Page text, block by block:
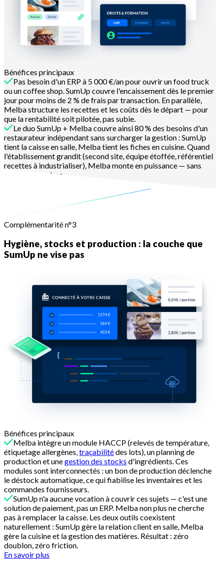
Bénéfices principaux
Pas besoin d'un ERP à 5 000 €/an pour ouvrir un food truck
ou un coffee shop. SumUp couvre l'encaissement dès le premier
jour pour moins de 2 % de frais par transaction. En parallèle,
Melba structure les recettes et les coûts dès le départ — pour
que la rentabilité soit pilotée, pas subie.
Le duo SumUp + Melba couvre ainsi 80 % des besoins d'un
restaurateur indépendant sans surcharger la gestion : SumUp
tient la caisse en salle, Melba tient les fiches en cuisine. Quand
l'établissement grandit (second site, équipe étoffée, référentiel
recettes à industrialiser), Melba monte en puissance — sans
changer de caisse.
Complémentarité n°3
Hygiène, stocks et production : la couche que
SumUp ne vise pas
Bénéfices principaux
Melba intègre un module HACCP (relevés de température,
étiquetage allergènes, traçabilitédes lots), un planning de
production et unegestion des stocks d'ingrédients. Ces
modules sont interconnectés : un bon de production déclenche
le déstock automatique, ce qui fiabilise les inventaires et les
commandes fournisseurs.
SumUp n'a aucune vocation à couvrir ces sujets — c'est une
solution de paiement, pas un ERP. Melba non plus ne cherche
pas à remplacer la caisse. Les deux outils coexistent
naturellement : SumUp gère la relation client en salle, Melba
gère la cuisine et la gestion des matières. Résultat : zéro
doublon, zéro friction.
En savoir plus